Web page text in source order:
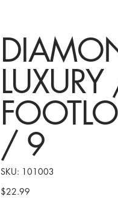
/ 9
SKU:
SKU
101003
101003
Price
$22.99